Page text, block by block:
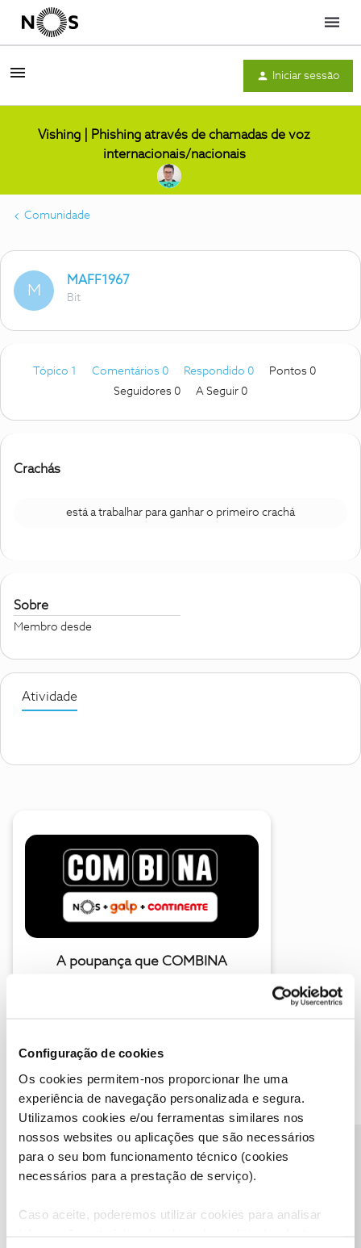
Configuração de cookies
Os cookies permitem-nos proporcionar lhe uma
experiência de navegação personalizada e segura.
Utilizamos cookies e/ou ferramentas similares nos
nossos websites ou aplicações que são necessários
para o seu bom funcionamento técnico (cookies
necessários para a prestação de serviço).
Caso aceite, poderemos utilizar cookies para analisar
Menu
Iniciar sessão
Vishing | Phishing através de chamadas de voz
internacionais/nacionais
Comunidade
M
MAFF1967
Bit
Tópico 1 Comentários 0 Respondido 0
Pontos 0
Seguidores 0 A Seguir 0
Crachás
está a trabalhar para ganhar o primeiro crachá
Sobre
Membro desde
Atividade
A poupança que COMBINA
Descubra as novidades de junho